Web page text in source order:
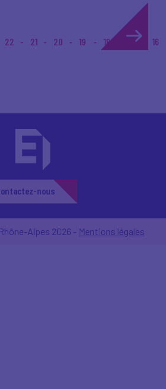
22 21 20 19 18 16
nous
Alpes 2026 - Mentions légales